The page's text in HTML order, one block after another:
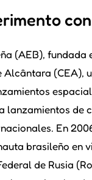
(AEB),
(CEA),
de
En
brasileño en
de Rusia